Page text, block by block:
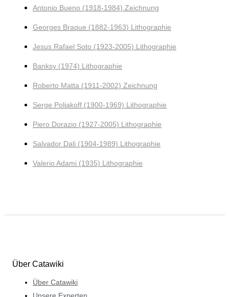
Antonio Bueno (1918-1984) Zeichnung
Georges Braque (1882-1963) Lithographie
Jesus Rafael Soto (1923-2005) Lithographie
Banksy (1974) Lithographie
Roberto Matta (1911-2002) Zeichnung
Serge Poliakoff (1900-1969) Lithographie
Piero Dorazio (1927-2005) Lithographie
Salvador Dali (1904-1989) Lithographie
Valerio Adami (1935) Lithographie
Über Catawiki
Über Catawiki
Unsere Experten